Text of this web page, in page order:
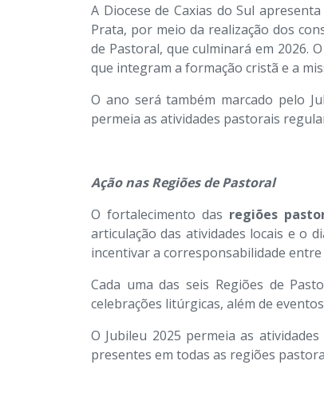
A Diocese de Caxias do Sul
Prata, por meio da realização dos
de Pastoral, que culminará em 2026.
que integram a formação cristã e a
O ano será também marcado pelo
permeia as atividades pastorais
Ação nas Regiões de Pastoral
O fortalecimento das regiões
articulação das atividades locais e o
incentivar a corresponsabilidade entre
Cada uma das seis Regiões de
celebrações litúrgicas, além de
O Jubileu 2025 permeia as
presentes em todas as regiões